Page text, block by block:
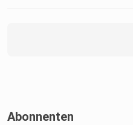
Abonnenten